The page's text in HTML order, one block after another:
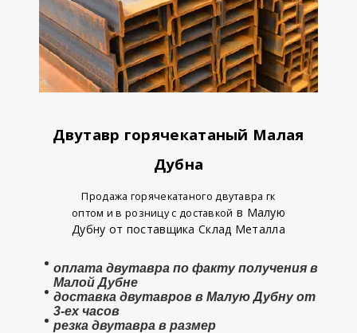
Двутавр горячекатаный Малая
Дубна
Продажа горячекатаного двутавра гк
оптом и в розницу с доставкой в Малую
Дубну от поставщика Склад Металла
оплата двутавра по факту получения в
Малой Дубне
доставка двутавров в Малую Дубну от
3-ех часов
резка двутавра в размер